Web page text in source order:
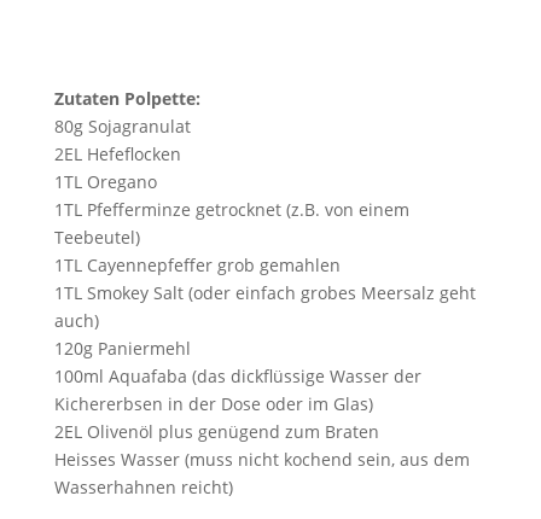
Zutaten Polpette:
80g Sojagranulat
2EL Hefeflocken
1TL Oregano
1TL Pfefferminze getrocknet (z.B. von einem
Teebeutel)
1TL Cayennepfeffer grob gemahlen
1TL Smokey Salt(oder einfach grobes Meersalz geht
auch)
120g Paniermehl
100ml Aquafaba (das dickflüssige Wasser der
Kichererbsen in der Dose oder im Glas)
2EL Olivenöl plus genügend zum Braten
Heisses Wasser (muss nicht kochend sein, aus dem
Wasserhahnen reicht)